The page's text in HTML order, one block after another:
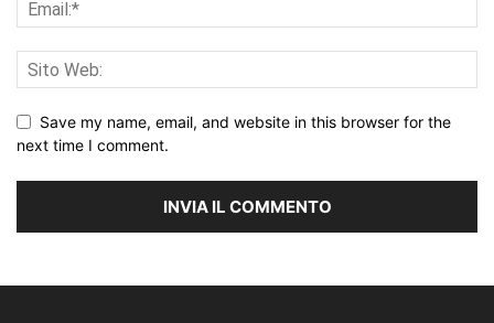
Save my name, email, and website in this browser for the
next time I comment.